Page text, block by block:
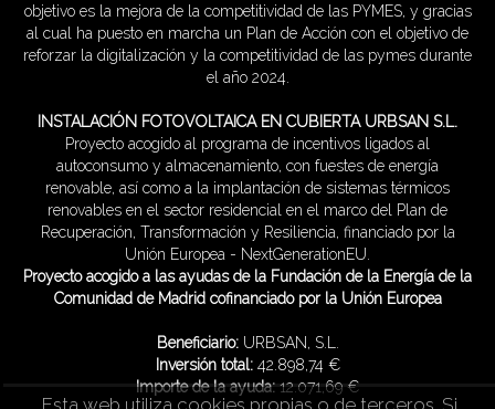
objetivo es la mejora de la competitividad de las PYMES, y gracias
al cual ha puesto en marcha un Plan de Acción con el objetivo de
reforzar la digitalización y la competitividad de las pymes durante
el año 2024.
INSTALACIÓN FOTOVOLTAICA EN CUBIERTA URBSAN S.L.
Proyecto acogido al programa de incentivos ligados al
autoconsumo y almacenamiento, con fuestes de energía
renovable, así como a la implantación de sistemas térmicos
renovables en el sector residencial en el marco del Plan de
Recuperación, Transformación y Resiliencia, financiado por la
Unión Europea - NextGenerationEU.
Proyecto acogido a las ayudas de la Fundación de la Energía de la
Comunidad de Madrid cofinanciado por la Unión Europea
Beneficiario:URBSAN, S.L.
Inversión total:42.898,74 €
Importe de la ayuda: 12.071,69 €
Esta web utiliza cookies propias o de terceros. Si